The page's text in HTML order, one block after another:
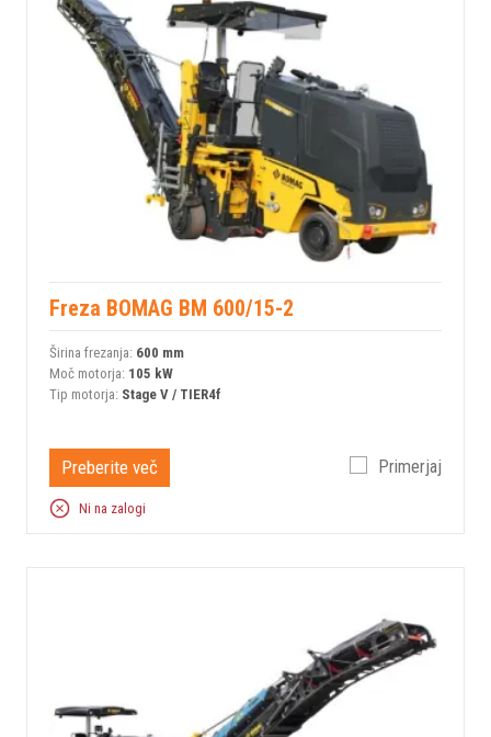
Freza BOMAG BM 600/15-2
Širina frezanja: 600 mm
Moč motorja: 105 kW
Tip motorja: Stage V / TIER4f
Preberite več Primerjaj
Ni na zalogi